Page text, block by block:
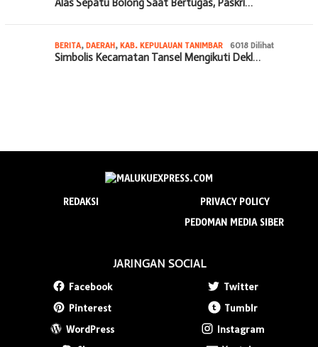
Alas Sepatu Bolong Saat Bertugas, Paskri…
BERITA, DAERAH, KAB. KEPULAUAN TANIMBAR 6018 Dilihat
Simbolis Kecamatan Tansel Mengikuti Dekl…
REDAKSI
PRIVACY POLICY
PEDOMAN MEDIA SIBER
JARINGAN SOCIAL
Facebook
Twitter
Pinterest
Tumblr
WordPress
Instagram